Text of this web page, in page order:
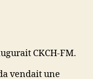
CKCH-FM.
vendait une